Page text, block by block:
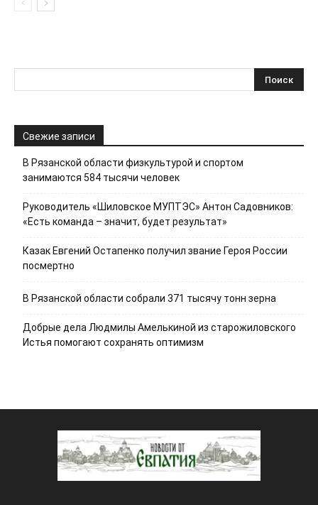
Свежие записи
В Рязанской области физкультурой и спортом
занимаются 584 тысячи человек
Руководитель «Шиловское МУПТЭС» Антон Садовников:
«Есть команда – значит, будет результат»
Казак Евгений Остапенко получил звание Героя России
посмертно
В Рязанской области собрали 371 тысячу тонн зерна
Добрые дела Людмилы Амелькиной из старожиловского
Истья помогают сохранять оптимизм